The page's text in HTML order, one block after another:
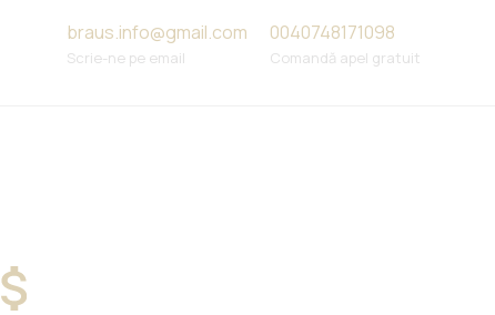
braus.info@gmail.com
Scrie-ne pe email
0040748171098
Comandă apel gratuit